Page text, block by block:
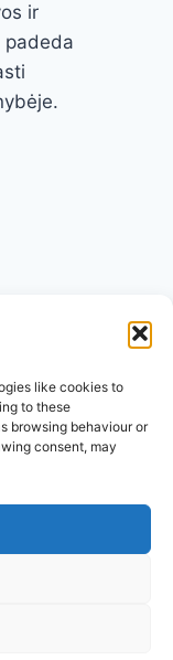
like cookies to
to these
browsing behaviour or
consent, may
ir
padeda
politika